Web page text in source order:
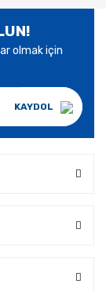
olmak için
KAYDOL